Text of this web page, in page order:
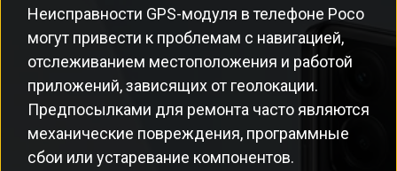
Неисправности GPS-модуля в телефоне Poco
могут привести к проблемам с навигацией,
отслеживанием местоположения и работой
приложений, зависящих от геолокации.
Предпосылками для ремонта часто являются
механические повреждения, программные
сбои или устаревание компонентов.